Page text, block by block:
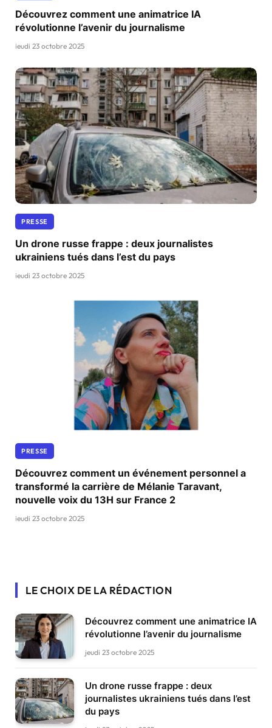
Découvrez comment une animatrice IA
révolutionne l’avenir du journalisme
jeudi 23 octobre 2025
PRESSE
Un drone russe frappe : deux journalistes
ukrainiens tués dans l’est du pays
jeudi 23 octobre 2025
PRESSE
Découvrez comment un événement personnel a
transformé la carrière de Mélanie Taravant,
nouvelle voix du 13H sur France 2
jeudi 23 octobre 2025
LE CHOIX DE LA RÉDACTION
Découvrez comment une animatrice IA
révolutionne l’avenir du journalisme
jeudi 23 octobre 2025
Un drone russe frappe : deux
journalistes ukrainiens tués dans l’est
du pays